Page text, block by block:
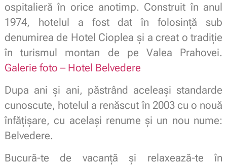
ospitalieră în orice anotimp. Construit în anul
1974, hotelul a fost dat în folosinţă sub
denumirea de Hotel Cioplea şi a creat o tradiţie
în turismul montan de pe Valea Prahovei.
Galerie foto – Hotel Belvedere
Dupa ani şi ani, păstrând aceleaşi standarde
cunoscute, hotelul a renăscut în 2003 cu o nouă
înfăţişare, cu acelaşi renume şi un nou nume:
Belvedere.
Bucură-te de vacanţă şi relaxează-te în